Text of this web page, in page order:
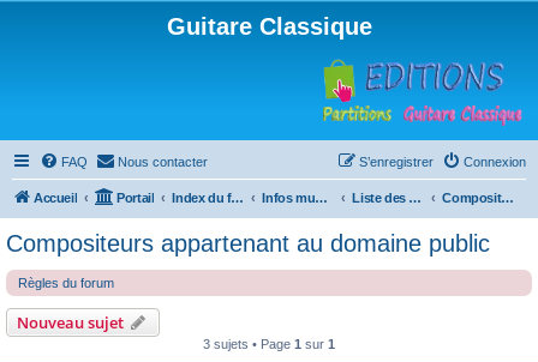
Guitare Classique
FAQ Nous contacter Connexion
S’enregistrer
Accueil Portail Index du forum Infos musicales Liste des compositeurs de musique pour guitare Compositeurs appartenant au domaine public
Compositeurs appartenant au domaine public
Règles du forum
Nouveau sujet
3 sujets • Page 1 sur 1